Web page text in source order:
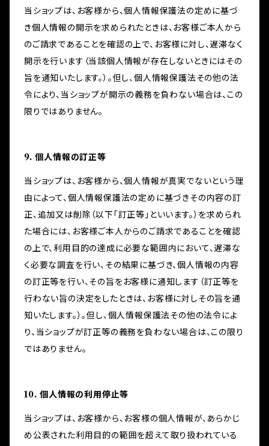
当ショップは、お客様から、個人情報保護法の定めに基づ
き個人情報の開示を求められたときは、お客様ご本人から
のご請求であることを確認の上で、お客様に対し、遅滞なく
開示を行います（当該個人情報が存在しないときにはその
旨を通知いたします。）。但し、個人情報保護法その他の法
令により、当ショップが開示の義務を負わない場合は、この
限りではありません。
9. 個人情報の訂正等
当ショップは、お客様から、個人情報が真実でないという理
由によって、個人情報保護法の定めに基づきその内容の訂
正、追加又は削除（以下「訂正等」といいます。）を求められ
た場合には、お客様ご本人からのご請求であることを確認
の上で、利用目的の達成に必要な範囲内において、遅滞な
く必要な調査を行い、その結果に基づき、個人情報の内容
の訂正等を行い、その旨をお客様に通知します（訂正等を
行わない旨の決定をしたときは、お客様に対しその旨を通
知いたします。）。但し、個人情報保護法その他の法令によ
り、当ショップが訂正等の義務を負わない場合は、この限り
ではありません。
10. 個人情報の利用停止等
当ショップは、お客様から、お客様の個人情報が、あらかじ
め公表された利用目的の範囲を超えて取り扱われている